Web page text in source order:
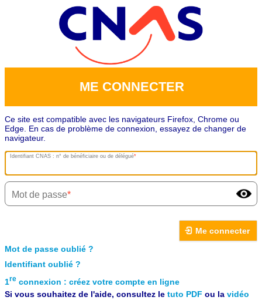
ME CONNECTER
Ce site est compatible avec les navigateurs Firefox, Chrome ou
Edge. En cas de problème de connexion, essayez de changer de
navigateur.
Identifiant CNAS : n° de bénéficiaire ou de délégué
Mot de passe
Me connecter
Mot de passe oublié ?
Identifiant oublié ?
1re connexion : créez votre compte en ligne
Si vous souhaitez de l'aide, consultez le tuto PDF ou la vidéo